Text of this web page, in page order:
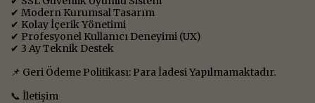
✔ Modern Kurumsal Tasarım
✔ Kolay İçerik Yönetimi
✔ Profesyonel Kullanıcı Deneyimi (UX)
✔ 3 Ay Teknik Destek
📌 Geri Ödeme Politikası: Para İadesi Yapılmamaktadır.
📞 İletişim